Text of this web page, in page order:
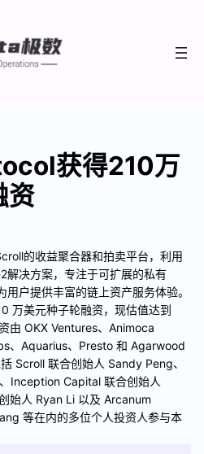
获得210万
资
的收益聚合器和拍卖平台，利用
解决方案，专注于可扩展的私有
户提供丰富的链上资产服务体验。
万美元种子轮融资，现估值达到
由 OKX Ventures、Animoca
、Aquarius、Presto 和 Agarwood
Scroll 联合创始人 Sandy Peng、
Inception Capital 联合创始人
始人 Ryan Li 以及 Arcanum
等在内的多位个人投资人参与本